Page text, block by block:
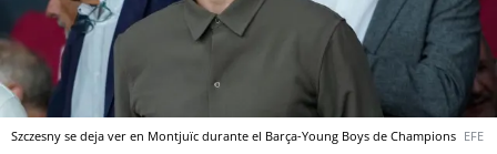
Szczesny se deja ver en Montjuïc durante el Barça-Young Boys de Champions EFE